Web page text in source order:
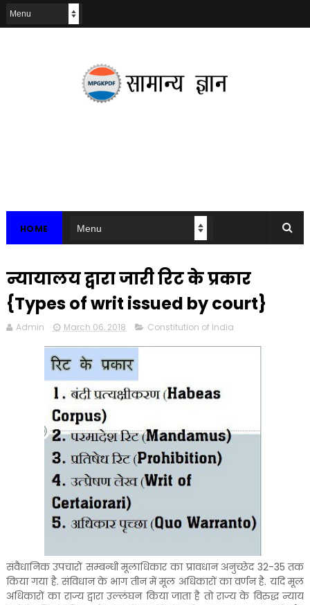
HOME
न्यायालय द्वारा जारी रिट के प्रकार
{Types of writ issued by court}
Admin March 06, 2018 Constitution of India
संवैधानिक उपचारों सम्बन्धी मूलाधिकार का प्रावधान अनुच्छेद 32-35 तक
किया गया है. संविधान के भाग तीन में मूल अधिकारों का वर्णन है. यदि मूल
अधिकारों का राज्य द्वारा उल्लंघन किया जाता है तो राज्य के विरुद्ध न्याय